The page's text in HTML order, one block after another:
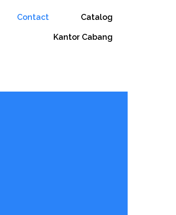
Contact Catalog
Kantor Cabang